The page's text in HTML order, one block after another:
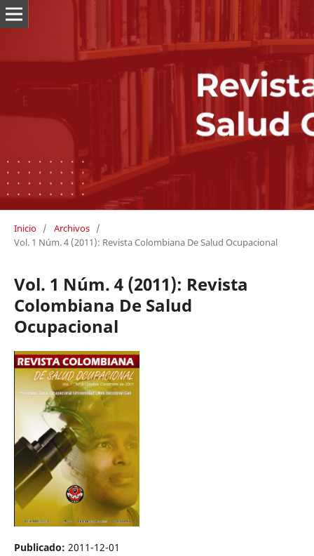
Inicio / Archivos /
Vol. 1 Núm. 4 (2011): Revista Colombiana De Salud Ocupacional
Vol. 1 Núm. 4 (2011): Revista
Colombiana De Salud
Ocupacional
Publicado: 2011-12-01